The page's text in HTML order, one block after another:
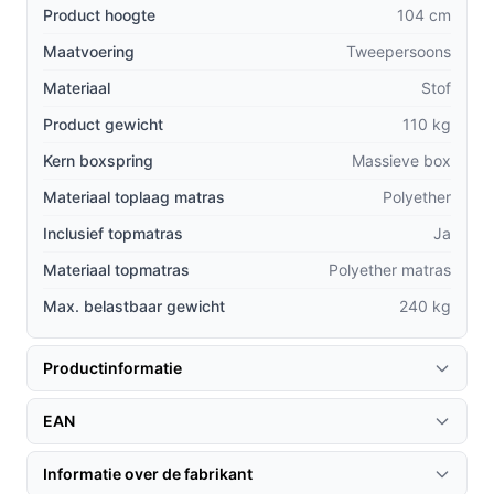
Hoogwaardige materialen:
In tegenstelling tot
vervaardigd uit duurzame stoffen die lang
meegaan.
Gemakkelijk onderhoud:
De hoogwaardige stof is
fris uitziet.
Optimale belastingcapaciteit:
Met een maximaal
belastbaar gewicht van 240 kg is het bed geschikt
boeten op comfort.
Gebruik & praktische tips
Om het meeste uit uw EVEREST boxspringbed te halen,
zijn hier enkele tips:
Installatie & setup
Het bed wordt als een complete set geleverd, wat de
Product hoogte
104 cm
Maatvoering
Tweepersoons
Materiaal
Stof
Product gewicht
110 kg
Kern boxspring
Massieve box
Materiaal toplaag matras
Polyether
Inclusief topmatras
Ja
Materiaal topmatras
Polyether matras
Max. belastbaar gewicht
240 kg
Productinformatie
EAN
Informatie over de fabrikant